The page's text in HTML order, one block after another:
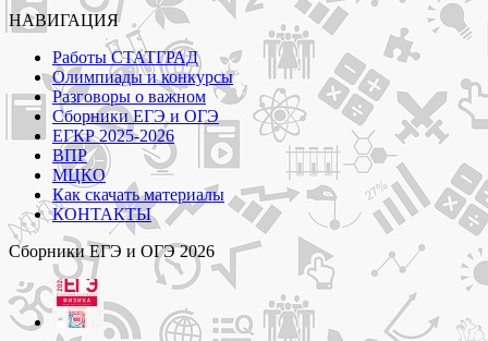
НАВИГАЦИЯ
Работы СТАТГРАД
Олимпиады и конкурсы
Разговоры о важном
Сборники ЕГЭ и ОГЭ
ЕГКР 2025-2026
ВПР
МЦКО
Как скачать материалы
КОНТАКТЫ
Сборники ЕГЭ и ОГЭ 2026